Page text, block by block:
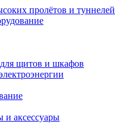
пролётов и туннелей
щитов и шкафов
аксессуары